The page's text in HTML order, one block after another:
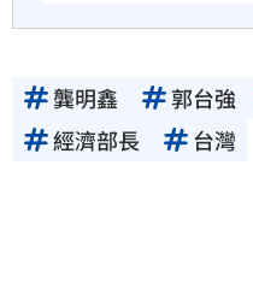
龔明鑫 郭台強
經濟部長
台灣